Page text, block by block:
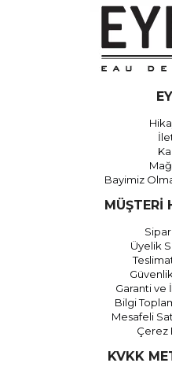
Bayimiz
MÜŞTERİ
Üyelik
Garanti ve
Bilgi
Mesafeli
Çerez
KVKK